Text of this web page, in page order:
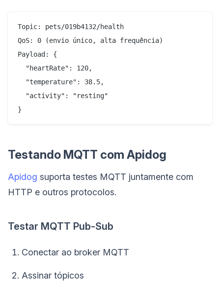
Topic: pets/019b4132/health
QoS: 0 (envio único, alta frequência)
Payload: {
  "heartRate": 120,
  "temperature": 38.5,
  "activity": "resting"
Testando MQTT com Apidog
Apidog suporta testes MQTT juntamente com
HTTP e outros protocolos.
Testar MQTT Pub-Sub
Conectar ao broker MQTT
Assinar tópicos